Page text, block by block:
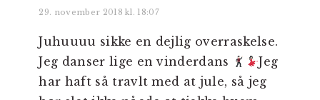
29. november 2018 kl. 18:07
Juhuuuu sikke en dejlig overraskelse.
Jeg danser lige en vinderdans
Jeg
har haft så travlt med at jule, så jeg